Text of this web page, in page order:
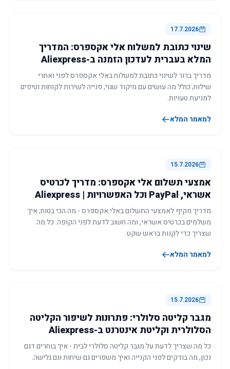
17.7.2026
שינוי כתובת למשלוח אלי אקספרס: המדריך
המלא בעברית לעדכון הזמנה ב-Aliexpress
מדריך ברור לשינוי כתובת למשלוח באלי אקספרס לפני ואחרי
שילוח, כולל מה עושים עם מיקוד שגוי, פנייה לשירות לקוחות וטיפים
למניעת טעויות.
למאמר המלא
15.7.2026
אמצעי תשלום אלי אקספרס: מדריך לכרטיס
אשראי, PayPal וכל האפשרויות | Aliexpress
מדריך מקיף לאמצעי התשלום באלי אקספרס - מה הכי בטוח, איך
משלמים בכרטיס אשראי, ומה חשוב לדעת לפני הקופה. כל מה
שצריך כדי לקנות בראש שקט.
למאמר המלא
15.7.2026
מגבר קליטה סלולרי: פתרונות לשיפור הקליטה
הסלולרית וקליטת אינטרנט ב-Aliexpress
כל מה שצריך לדעת על מגבר קליטה סלולרי לבית - איך בוחרים דגם
נכון, מה בודקים לפני הקנייה ואיך משפרים גם שיחות וגם גלישה.